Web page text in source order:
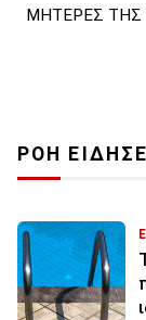
ΜΗΤΕΡΕΣ ΤΗΣ
ΡΟΗ